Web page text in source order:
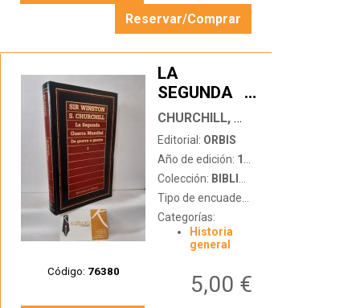
Reservar/Comprar
Código: 76380
LA
SEGUNDA
GUERRA
MUNDIAL.
VOL 1 DE
GUERRA A
GUERRA
…
CHURCHILL, WINSTON
Editorial: ORBIS
Año de edición: 1985
Colección: BIBLIOTECA DE HISTORIA
Tipo de encuadernación:
Categorías:
Historia
general
5,00 €